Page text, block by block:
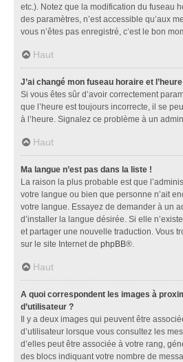
etc.). Notez que la modification du fuseau
des paramètres, n’est accessible qu’aux
vous n’êtes pas enregistré, c’est le bon
Haut
J’ai changé mon fuseau horaire et
Si vous êtes sûr d’avoir correctement
que l’heure est toujours incorrecte, il se
à l’heure. Signalez ce problème à un
Haut
Ma langue n’est pas dans la liste !
La raison la plus probable est que
votre langue ou bien que personne n’ait
votre langue. Essayez de demander à un
d’installer la langue désirée. Si elle
et partager une nouvelle traduction. Vous
sur le site Internet de phpBB®.
Haut
A quoi correspondent les images à
d’utilisateur ?
Il y a deux images qui peuvent être
d’utilisateur lorsque vous consultez les
d’elles peut être associée à votre rang,
des blocs indiquant votre nombre de